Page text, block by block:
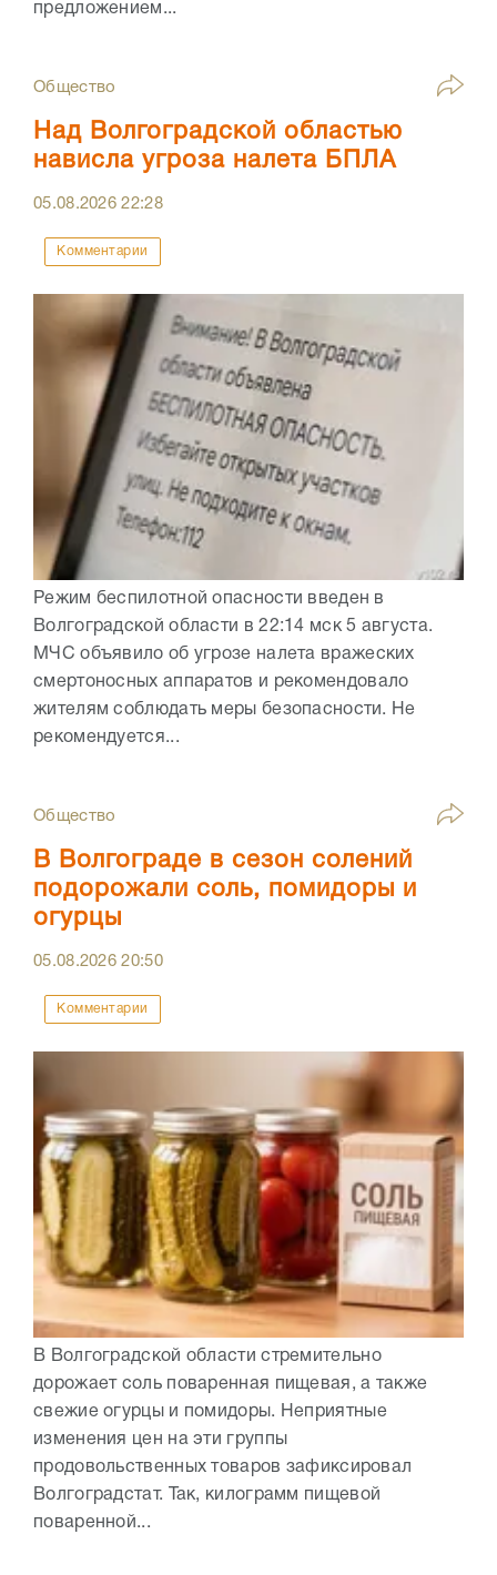
предложением...
Общество
Над Волгоградской областью
нависла угроза налета БПЛА
05.08.202622:28
Комментарии
Режим беспилотной опасности введен в
Волгоградской области в 22:14 мск 5 августа.
МЧС объявило об угрозе налета вражеских
смертоносных аппаратов и рекомендовало
жителям соблюдать меры безопасности. Не
рекомендуется...
Общество
В Волгограде в сезон солений
подорожали соль, помидоры и
огурцы
05.08.202620:50
Комментарии
В Волгоградской области стремительно
дорожает соль поваренная пищевая, а также
свежие огурцы и помидоры. Неприятные
изменения цен на эти группы
продовольственных товаров зафиксировал
Волгоградстат. Так, килограмм пищевой
поваренной...